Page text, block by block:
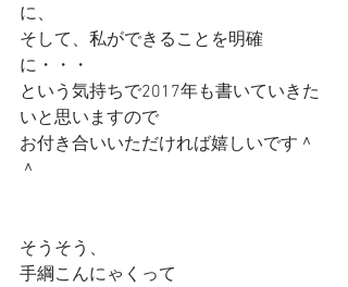
に、
そして、私ができることを明確
に・・・
という気持ちで2017年も書いていきた
いと思いますので
お付き合いいただければ嬉しいです＾
＾
そうそう、
手綱こんにゃくって